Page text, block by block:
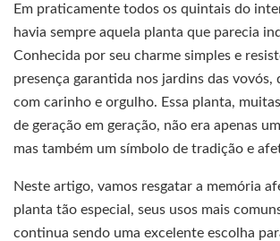
Em praticamente todos os quintais do
havia sempre aquela planta que parecia
Conhecida por seu charme simples e
presença garantida nos jardins das vovós,
com carinho e orgulho. Essa planta,
de geração em geração, não era apenas
mas também um símbolo de tradição e
Neste artigo, vamos resgatar a memória
planta tão especial, seus usos mais
continua sendo uma excelente escolha